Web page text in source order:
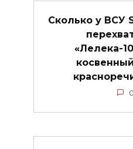
Сколько у ВСУ
«Лелека-
0